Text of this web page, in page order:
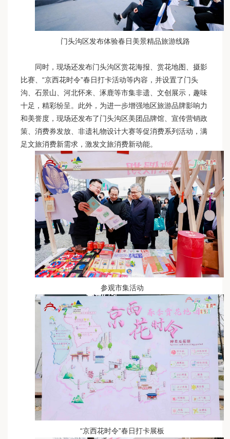
门头沟区发布体验春日美景精品旅游线路
同时，现场还发布门头沟区赏花海报、赏花地图、摄影
比赛、“京西花时令”春日打卡活动等内容，并设置了门头
沟、石景山、河北怀来、涿鹿等市集非遗、文创展示，趣味
十足，精彩纷呈。此外，为进一步增强地区旅游品牌影响力
和美誉度，现场还发布了门头沟区美团品牌馆、宣传营销政
策、消费券发放、非遗礼物设计大赛等促消费系列活动，满
足文旅消费新需求，激发文旅消费新动能。
参观市集活动
“京西花时令”春日打卡展板